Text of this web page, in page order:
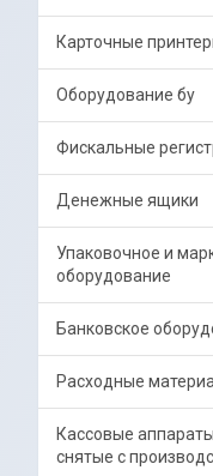
Карточные
Оборудование бу
Фискальные
Денежные ящики
Упаковочное и
оборудование
Банковское
Расходные
Кассовые
снятые с